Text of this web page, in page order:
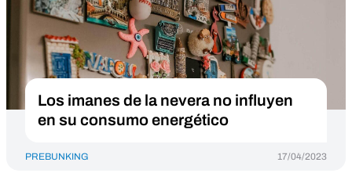
Los imanes de la nevera no influyen
en su consumo energético
PREBUNKING 17/04/2023